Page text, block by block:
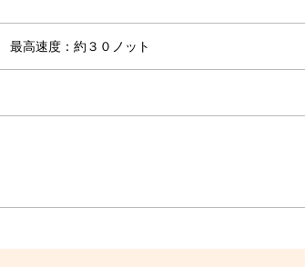
最高速度：約３０ノット